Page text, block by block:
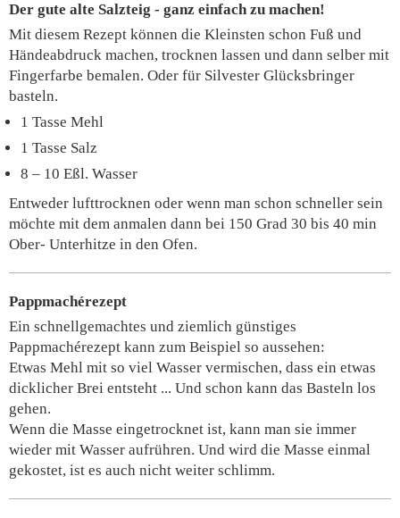
Der gute alte Salzteig - ganz einfach zu machen!
Mit diesem Rezept können die Kleinsten schon Fuß und
Händeabdruck machen, trocknen lassen und dann selber mit
Fingerfarbe bemalen. Oder für Silvester Glücksbringer
basteln.
1 Tasse Mehl
1 Tasse Salz
8 – 10 Eßl. Wasser
Entweder lufttrocknen oder wenn man schon schneller sein
möchte mit dem anmalen dann bei 150 Grad 30 bis 40 min
Ober- Unterhitze in den Ofen.
Pappmachérezept
Ein schnellgemachtes und ziemlich günstiges
Pappmachérezept kann zum Beispiel so aussehen:
Etwas Mehl mit so viel Wasser vermischen, dass ein etwas
dicklicher Brei entsteht ... Und schon kann das Basteln los
gehen.
Wenn die Masse eingetrocknet ist, kann man sie immer
wieder mit Wasser aufrühren. Und wird die Masse einmal
gekostet, ist es auch nicht weiter schlimm.